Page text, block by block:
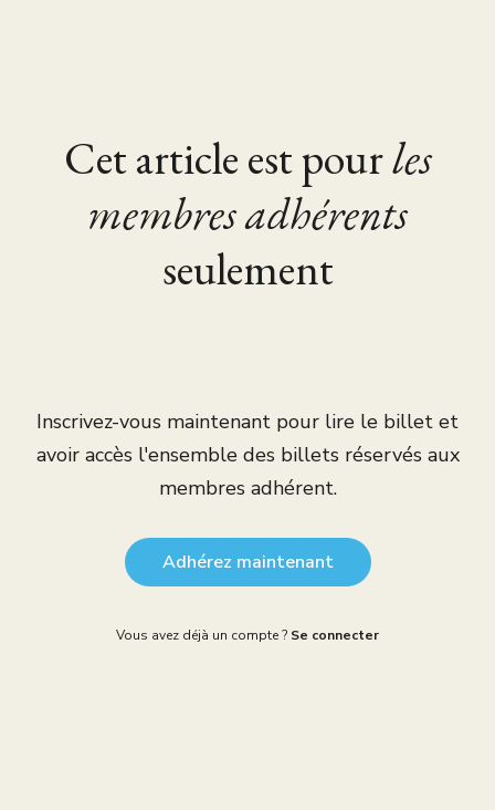
Cet article est pourles
membres adhérents
seulement
Inscrivez-vous maintenant pour lire le billet et
avoir accès l'ensemble des billets réservés aux
membres adhérent.
Adhérez maintenant
Vous avez déjà un compte ? Se connecter